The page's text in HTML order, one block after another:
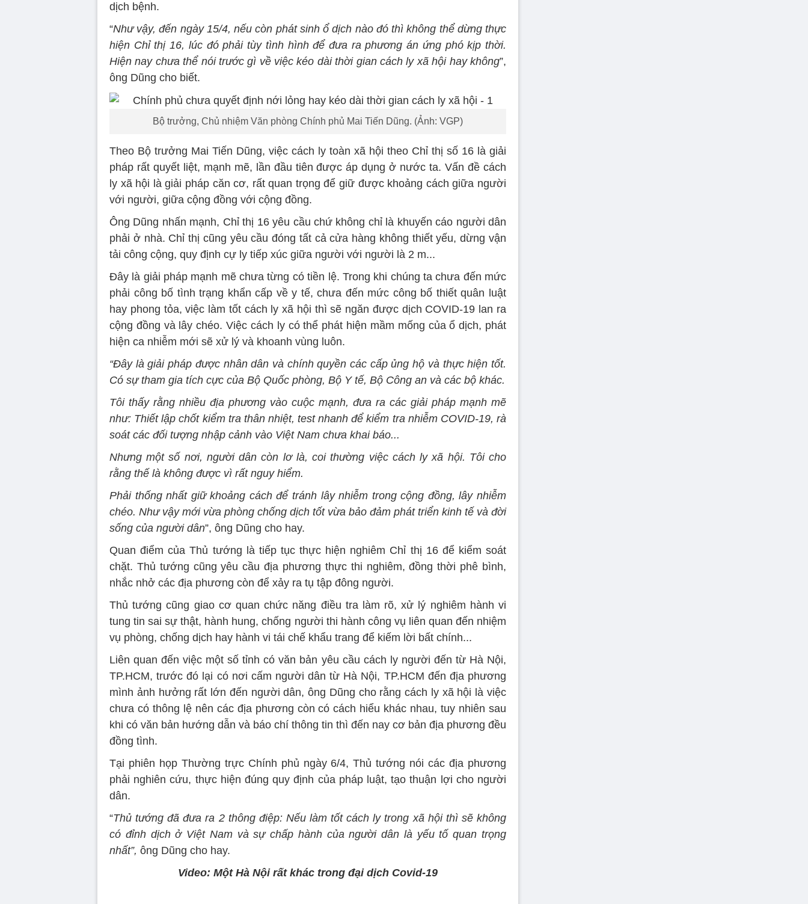
dịch bệnh.
“Như vậy, đến ngày 15/4, nếu còn phát sinh ổ dịch nào đó thì không thể dừng thực
hiện Chỉ thị 16, lúc đó phải tùy tình hình để đưa ra phương án ứng phó kịp thời.
Hiện nay chưa thể nói trước gì về việc kéo dài thời gian cách ly xã hội hay không”,
ông Dũng cho biết.
Bộ trưởng, Chủ nhiệm Văn phòng Chính phủ Mai Tiến Dũng. (Ảnh: VGP)
Theo Bộ trưởng Mai Tiến Dũng, việc cách ly toàn xã hội theo Chỉ thị số 16 là giải
pháp rất quyết liệt, mạnh mẽ, lần đầu tiên được áp dụng ở nước ta. Vấn đề cách
ly xã hội là giải pháp căn cơ, rất quan trọng để giữ được khoảng cách giữa người
với người, giữa cộng đồng với cộng đồng.
Ông Dũng nhấn mạnh, Chỉ thị 16 yêu cầu chứ không chỉ là khuyến cáo người dân
phải ở nhà. Chỉ thị cũng yêu cầu đóng tất cả cửa hàng không thiết yếu, dừng vận
tải công cộng, quy định cự ly tiếp xúc giữa người với người là 2 m...
Đây là giải pháp mạnh mẽ chưa từng có tiền lệ. Trong khi chúng ta chưa đến mức
phải công bố tình trạng khẩn cấp về y tế, chưa đến mức công bố thiết quân luật
hay phong tỏa, việc làm tốt cách ly xã hội thì sẽ ngăn được dịch COVID-19 lan ra
cộng đồng và lây chéo. Việc cách ly có thể phát hiện mầm mống của ổ dịch, phát
hiện ca nhiễm mới sẽ xử lý và khoanh vùng luôn.
“Đây là giải pháp được nhân dân và chính quyền các cấp ủng hộ và thực hiện tốt.
Có sự tham gia tích cực của Bộ Quốc phòng, Bộ Y tế, Bộ Công an và các bộ khác.
Tôi thấy rằng nhiều địa phương vào cuộc mạnh, đưa ra các giải pháp mạnh mẽ
như: Thiết lập chốt kiểm tra thân nhiệt, test nhanh để kiểm tra nhiễm COVID-19, rà
soát các đối tượng nhập cảnh vào Việt Nam chưa khai báo...
Nhưng một số nơi, người dân còn lơ là, coi thường việc cách ly xã hội. Tôi cho
rằng thế là không được vì rất nguy hiểm.
Phải thống nhất giữ khoảng cách để tránh lây nhiễm trong cộng đồng, lây nhiễm
chéo. Như vậy mới vừa phòng chống dịch tốt vừa bảo đảm phát triển kinh tế và đời
sống của người dân”, ông Dũng cho hay.
Quan điểm của Thủ tướng là tiếp tục thực hiện nghiêm Chỉ thị 16 để kiểm soát
chặt. Thủ tướng cũng yêu cầu địa phương thực thi nghiêm, đồng thời phê bình,
nhắc nhở các địa phương còn để xảy ra tụ tập đông người.
Thủ tướng cũng giao cơ quan chức năng điều tra làm rõ, xử lý nghiêm hành vi
tung tin sai sự thật, hành hung, chống người thi hành công vụ liên quan đến nhiệm
vụ phòng, chống dịch hay hành vi tái chế khẩu trang để kiếm lời bất chính...
Liên quan đến việc một số tỉnh có văn bản yêu cầu cách ly người đến từ Hà Nội,
TP.HCM, trước đó lại có nơi cấm người dân từ Hà Nội, TP.HCM đến địa phương
mình ảnh hưởng rất lớn đến người dân, ông Dũng cho rằng cách ly xã hội là việc
chưa có thông lệ nên các địa phương còn có cách hiểu khác nhau, tuy nhiên sau
khi có văn bản hướng dẫn và báo chí thông tin thì đến nay cơ bản địa phương đều
đồng tình.
Tại phiên họp Thường trực Chính phủ ngày 6/4, Thủ tướng nói các địa phương
phải nghiên cứu, thực hiện đúng quy định của pháp luật, tạo thuận lợi cho người
dân.
“Thủ tướng đã đưa ra 2 thông điệp: Nếu làm tốt cách ly trong xã hội thì sẽ không
có đỉnh dịch ở Việt Nam và sự chấp hành của người dân là yếu tố quan trọng
nhất”, ông Dũng cho hay.
Video: Một Hà Nội rất khác trong đại dịch Covid-19